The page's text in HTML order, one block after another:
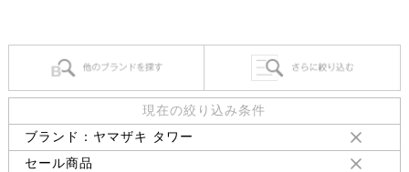
現在の絞り込み条件
ブランド：ヤマザキ タワー
セール商品